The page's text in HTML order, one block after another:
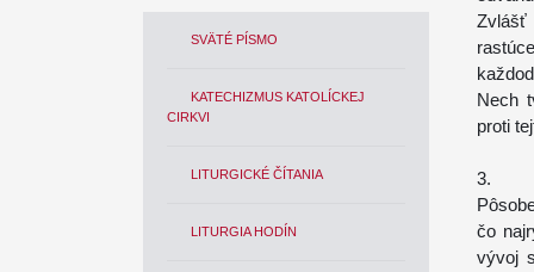
SVÄTÉ PÍSMO
KATECHIZMUS KATOLÍCKEJ
CIRKVI
LITURGICKÉ ČÍTANIA
LITURGIA HODÍN
Zvlášť
Nech
proti
3.
čo
vývoj